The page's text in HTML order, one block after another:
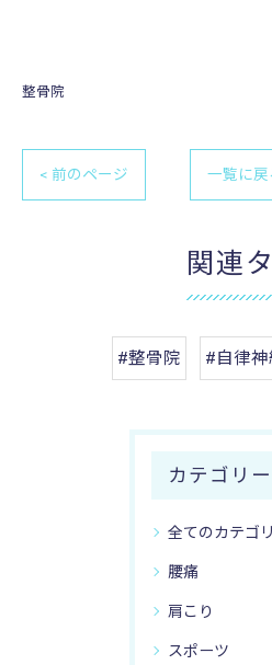
整骨院
< 前のページ 一覧に戻
関連
#整骨院 #自律神
カテゴリー
全てのカテゴ
腰痛
肩こり
スポーツ